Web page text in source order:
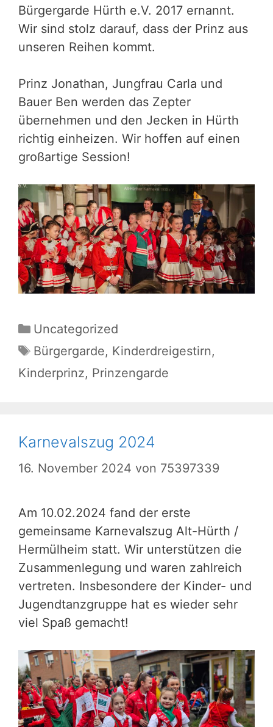
Bürgergarde Hürth e.V. 2017 ernannt.
Wir sind stolz darauf, dass der Prinz aus
unseren Reihen kommt.
Prinz Jonathan, Jungfrau Carla und
Bauer Ben werden das Zepter
übernehmen und den Jecken in Hürth
richtig einheizen. Wir hoffen auf einen
großartige Session!
Kategorien
Uncategorized
Schlagwörter
Bürgergarde, Kinderdreigestirn,
Kinderprinz, Prinzengarde
Karnevalszug 2024
16. November 2024 von 75397339
Am 10.02.2024 fand der erste
gemeinsame Karnevalszug Alt-Hürth /
Hermülheim statt. Wir unterstützen die
Zusammenlegung und waren zahlreich
vertreten. Insbesondere der Kinder- und
Jugendtanzgruppe hat es wieder sehr
viel Spaß gemacht!